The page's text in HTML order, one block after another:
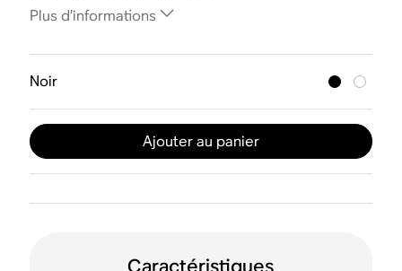
Plus d’informations
Noir
Ajouter au panier
Caractéristiques